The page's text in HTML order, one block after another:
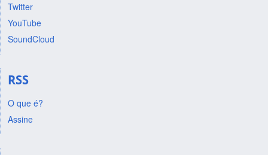
Twitter
YouTube
SoundCloud
RSS
O que é?
Assine